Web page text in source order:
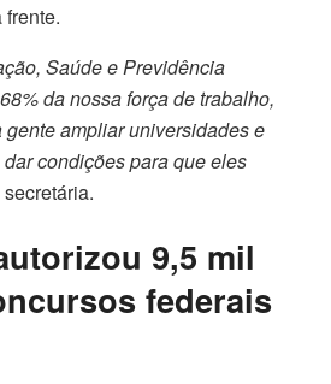
Saúde e Previdência
da nossa força de trabalho,
ampliar universidades e
condições para que eles
9,5 mil
federais